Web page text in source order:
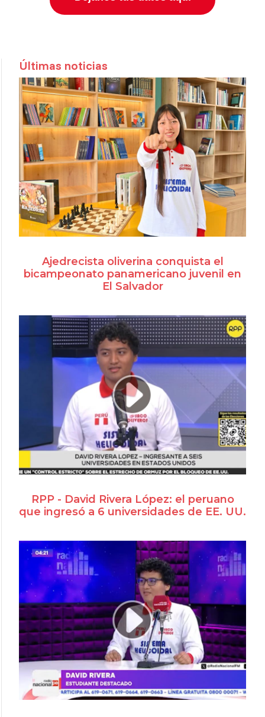
Últimas noticias
Ajedrecista oliverina conquista el
bicampeonato panamericano juvenil en
El Salvador
RPP - David Rivera López: el peruano
que ingresó a 6 universidades de EE. UU.